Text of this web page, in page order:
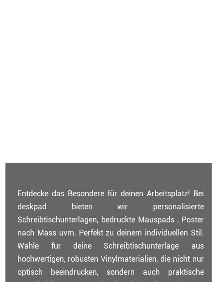
Entdecke das Besondere für deinen Arbeitsplatz! Bei
deskpad bieten wir personalisierte
Schreibtischunterlagen, bedruckte Mauspads , Poster
nach Mass uvm. Perfekt zu deinem individuellen Stil.
Wähle für deine Schreibtischunterlage aus
hochwertigen, robusten Vinylmaterialien, die nicht nur
optisch beeindrucken, sondern auch praktische